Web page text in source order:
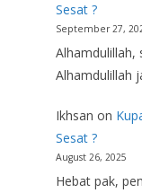
Sesat ?
September 27,
Alhamdulillah,
Alhamdulillah
Ikhsan on
Sesat ?
August 26, 2025
Hebat pak,